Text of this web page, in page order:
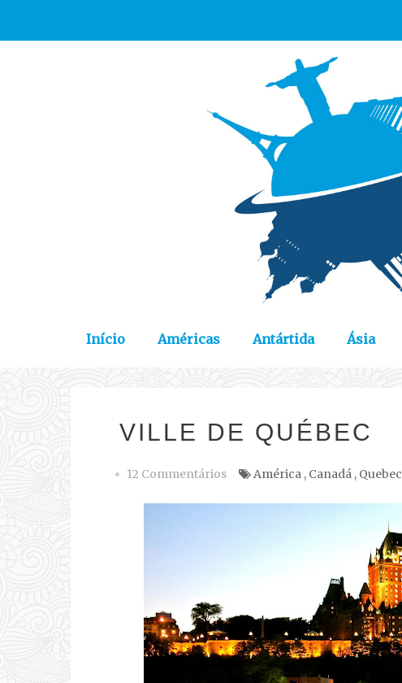
Início Américas Antártida Ásia
VILLE DE QUÉBEC
12 Commentários América , Canadá , Quebec